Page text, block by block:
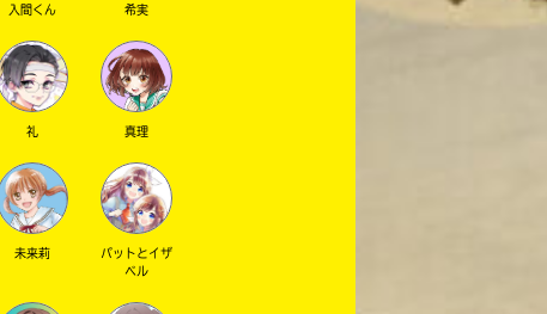
入間くん 希実
礼 真理
未来莉
パットとイザ
ベル